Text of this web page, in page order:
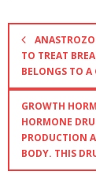
TO TREAT
BELONGS TO A
GROWTH
HORMONE
PRODUCTION
BODY. THIS